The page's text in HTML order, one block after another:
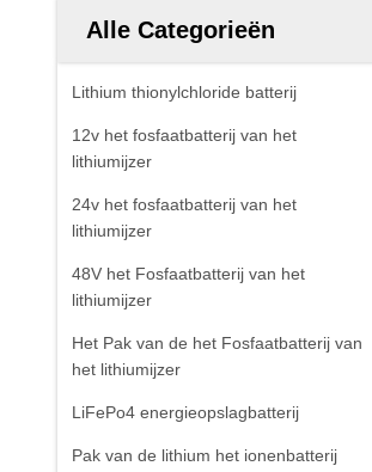
Alle Categorieën
Lithium thionylchloride batterij
12v het fosfaatbatterij van het
lithiumijzer
24v het fosfaatbatterij van het
lithiumijzer
48V het Fosfaatbatterij van het
lithiumijzer
Het Pak van de het Fosfaatbatterij van
het lithiumijzer
LiFePo4 energieopslagbatterij
Pak van de lithium het ionenbatterij